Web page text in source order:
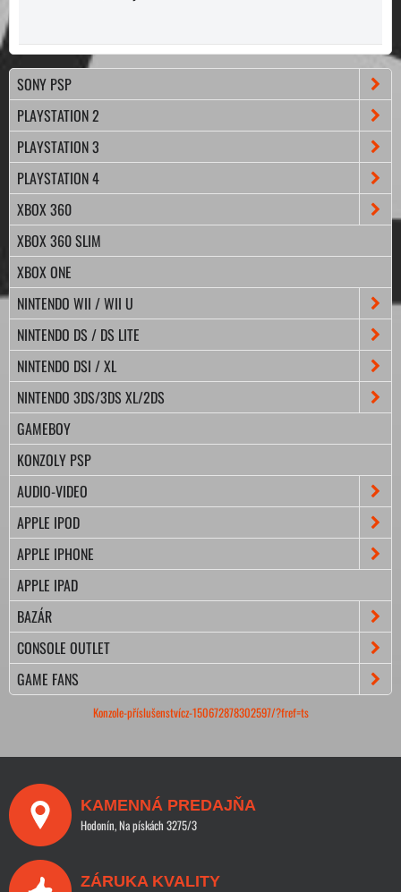
SONY PSP
PLAYSTATION 2
PLAYSTATION 3
PLAYSTATION 4
XBOX 360
XBOX 360 SLIM
XBOX ONE
NINTENDO WII / WII U
NINTENDO DS / DS LITE
NINTENDO DSI / XL
NINTENDO 3DS/3DS XL/2DS
GAMEBOY
KONZOLY PSP
AUDIO-VIDEO
APPLE IPOD
APPLE IPHONE
APPLE IPAD
BAZÁR
CONSOLE OUTLET
GAME FANS
Konzole-příslušenstvícz-150672878302597/?fref=ts
KAMENNÁ PREDAJŇA
Hodonín, Na pískách 3275/3
ZÁRUKA KVALITY